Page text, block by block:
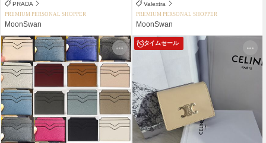
PRADA
PREMIUM PERSONAL SHOPPER
MoonSwan
Valextra
PREMIUM PERSONAL SHOPPER
MoonSwan
タイムセール